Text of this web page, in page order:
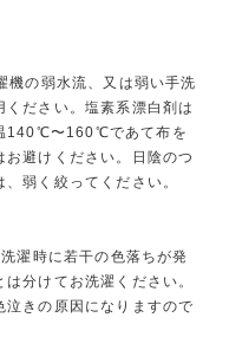
の弱水流、又は弱い手洗
ださい。塩素系漂白剤は
140℃〜160℃であて布を
避けください。日陰のつ
弱く絞ってください。
濯時に若干の色落ちが発
分けてお洗濯ください。
きの原因になりますので